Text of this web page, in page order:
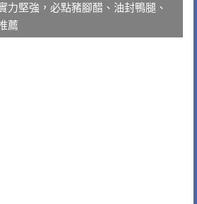
力堅強，必點豬腳醋、油封鴨腿、
薦